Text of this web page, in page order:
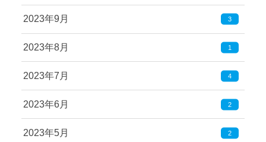
2023年9月 3
2023年8月 1
2023年7月 4
2023年6月 2
2023年5月 2